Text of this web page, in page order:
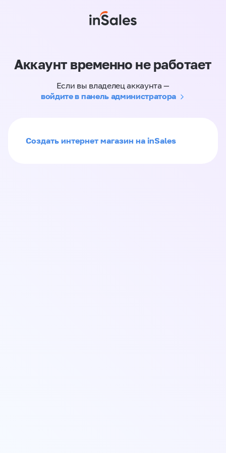
Аккаунт временно не работает
Если вы владелец аккаунта —
войдите в панель администратора
Создать интернет магазин на inSales